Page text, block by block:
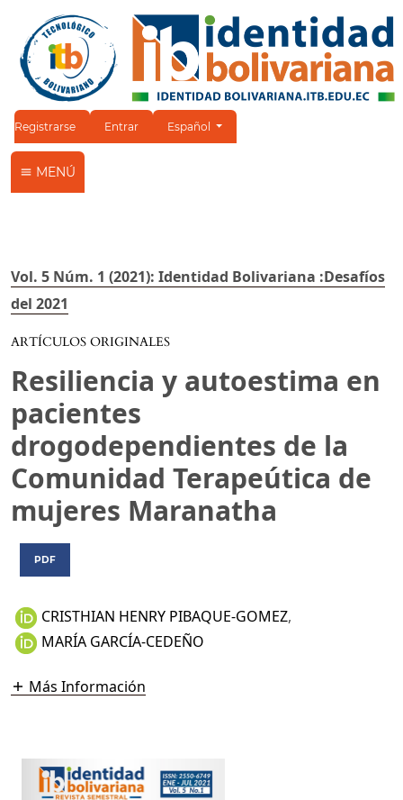
Registrarse Entrar Cambiar el idioma. El idioma actual es:
Español
MENÚ
Vol. 5 Núm. 1 (2021): Identidad Bolivariana :Desafíos
del 2021
ARTÍCULOS ORIGINALES
Resiliencia y autoestima en
pacientes
drogodependientes de la
Comunidad Terapeútica de
mujeres Maranatha
PDF
CRISTHIAN HENRY PIBAQUE-GOMEZ,
MARÍA GARCÍA-CEDEÑO
Más Información